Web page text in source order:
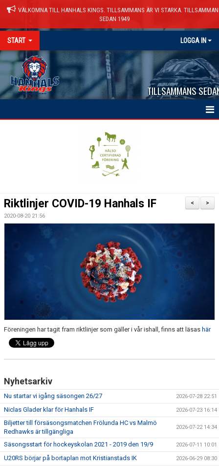
VÄLKOMNA TILL HANHALS KINGS. TILLSAMMANS ÄR VI STARKA.
SEDAN 1949
START LOGGA IN
TILLSAMMANS
MATCHER
PARTNERBROSCHYR
KLUBB 1949
TREKRONAN
KLUBBEN
>
<
Riktlinjer COVID-19 Hanhals IF
2020-08-20 21:56
Föreningen har tagit fram riktlinjer som gäller i vår ishall, finns att läsas här
Nyhetsarkiv
Nu startar vi igång säsongen 26/27 2026-07-28 22:51
Niclas Glader klar för Hanhals IF 2026-07-23 16:14
Biljetter till försäsongsmatchen Frölunda HC vs Malmö
Redhawks är tillgängliga
2026-07-22 14:34
Säsongsstart för hockeyskolan 2021 - 2019 den 19/9 2026-07-11 10:01
U20RS börjar på bortaplan mot Kristianstads IK 2026-06-29 08:30